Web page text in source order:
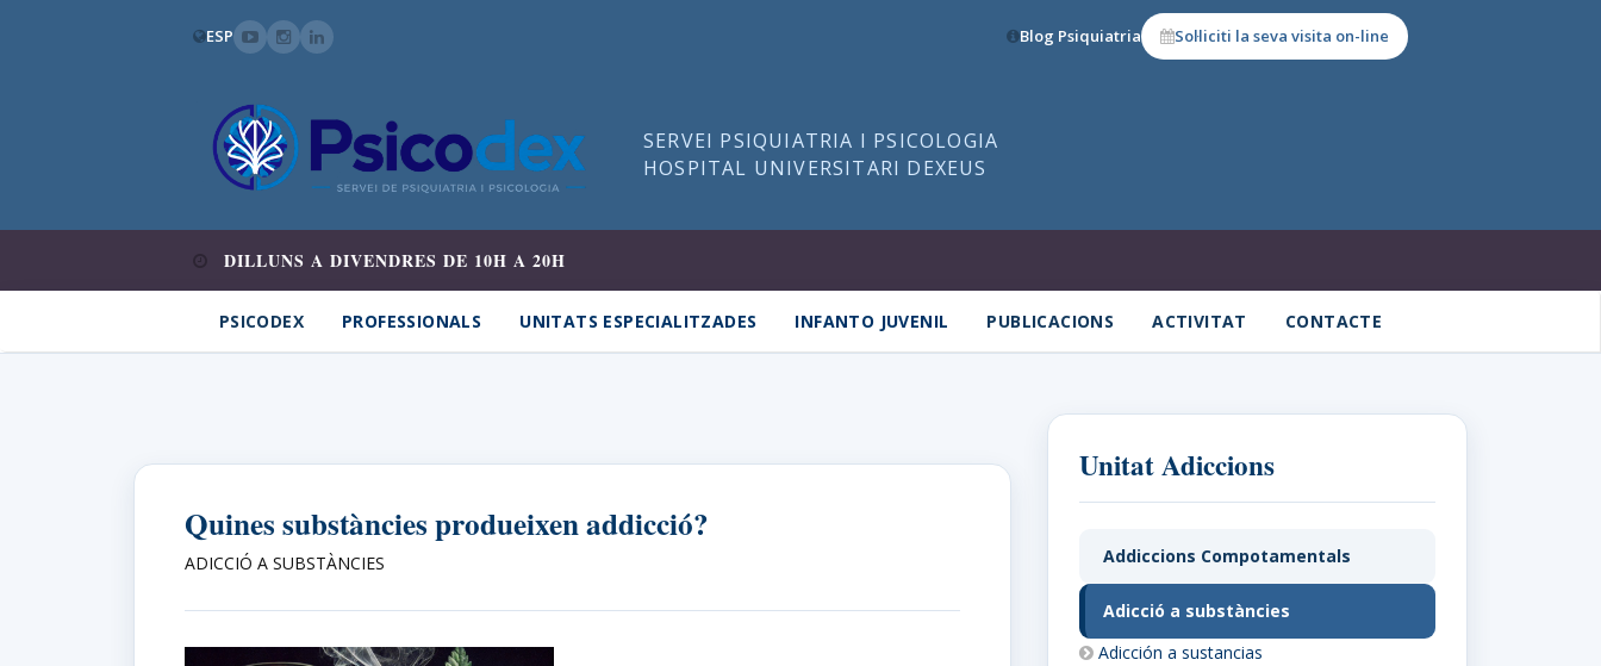
ESP Blog Psiquiatria Sol·liciti la seva visita on-line
SERVEI PSIQUIATRIA I PSICOLOGIA
HOSPITAL UNIVERSITARI DEXEUS
DILLUNS A DIVENDRES DE 10H A 20H
PSICODEX PROFESSIONALS UNITATS ESPECIALITZADES INFANTO JUVENIL PUBLICACIONS ACTIVITAT CONTACTE
Quines substàncies produeixen addicció?
ADICCIÓ A SUBSTÀNCIES
Unitat Adiccions
Addiccions Compotamentals
Adicció a substàncies
Adicción a sustancias